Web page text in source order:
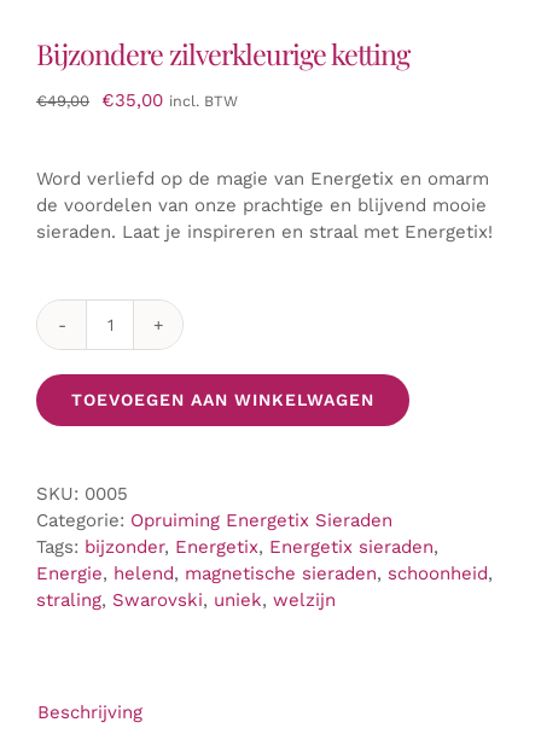
Bijzondere zilverkleurige ketting
€49,00
Oorspronkelijke
€49,00.
€35,00Huidige
€35,00.
incl. BTW
Word verliefd op de magie van Energetix en omarm
de voordelen van onze prachtige en blijvend mooie
sieraden. Laat je inspireren en straal met Energetix!
Bijzondere
ketting
TOEVOEGEN AAN WINKELWAGEN
SKU: 0005
Categorie: Opruiming Energetix Sieraden
Tags: bijzonder, Energetix, Energetix sieraden,
Energie, helend, magnetische sieraden, schoonheid,
straling, Swarovski, uniek, welzijn
Beschrijving